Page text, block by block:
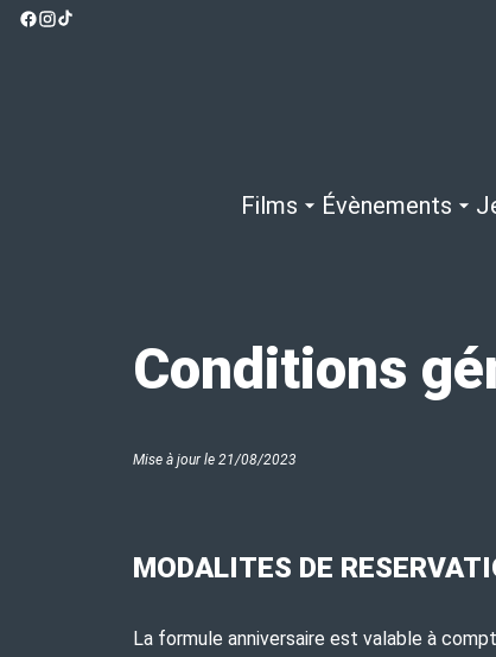
Films Évènements
Conditions
Mise à jour le 21/08/2023
MODALITES DE
La formule anniversaire est valable à